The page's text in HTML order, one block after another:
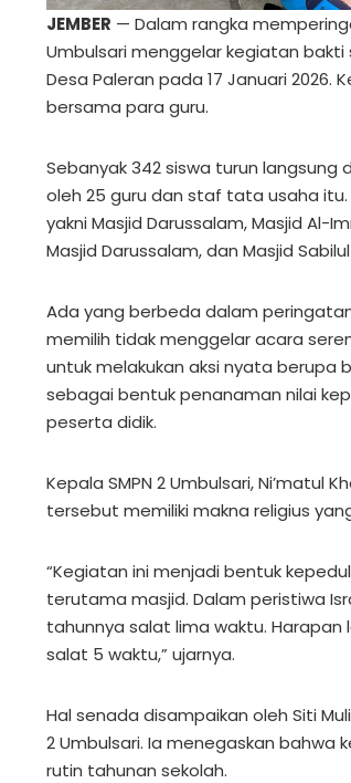
JEMBER — Dalam rangka
Umbulsari menggelar kegiatan
Desa Paleran pada 17 Januari 2026.
bersama para guru.
Sebanyak 342 siswa turun
oleh 25 guru dan staf tata usaha
yakni Masjid Darussalam, Masjid Al-
Masjid Darussalam, dan Masjid
Ada yang berbeda dalam peringatan
memilih tidak menggelar acara
untuk melakukan aksi nyata berupa
sebagai bentuk penanaman nilai
peserta didik.
Kepala SMPN 2 Umbulsari, Ni’matul
tersebut memiliki makna religius
“Kegiatan ini menjadi bentuk
terutama masjid. Dalam peristiwa
tahunnya salat lima waktu. Harapan
salat 5 waktu,” ujarnya.
Hal senada disampaikan oleh Siti
2 Umbulsari. Ia menegaskan bahwa
rutin tahunan sekolah.